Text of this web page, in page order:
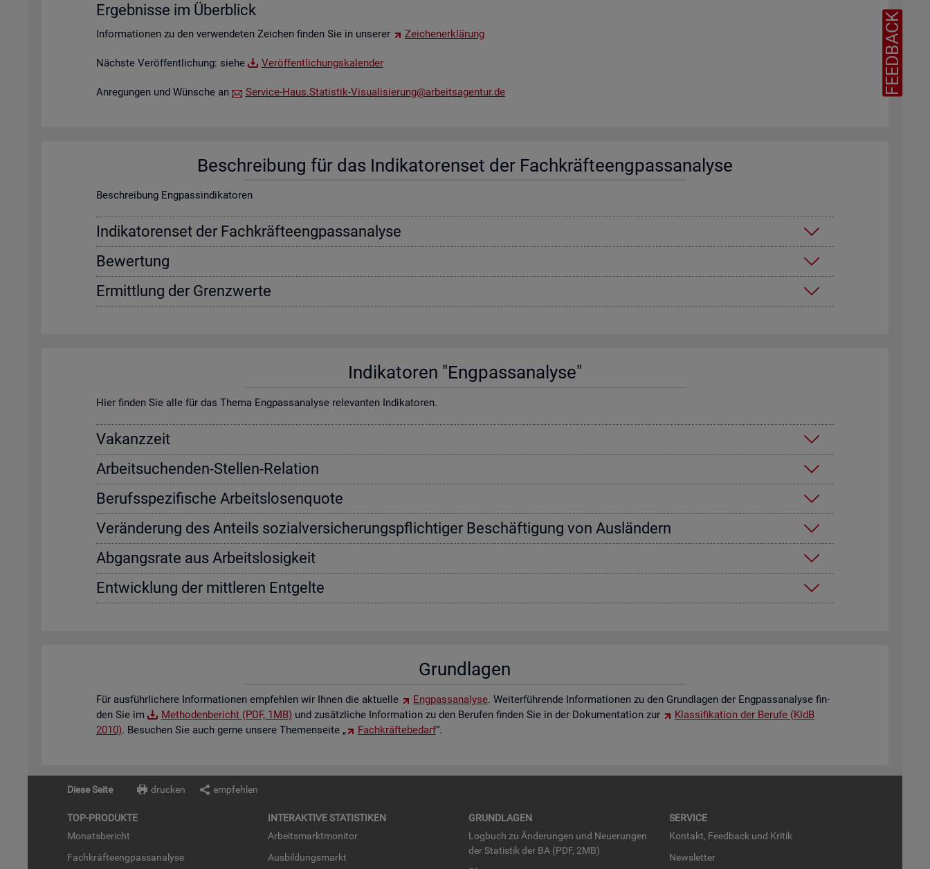
Er­geb­nis­se im Über­blick
In­for­ma­tio­nen zu den ver­wen­de­ten Zei­chen fin­den Sie in un­se­rer Zei­chen­er­klä­rung
Nächs­te Ver­öf­fent­li­chung: siehe Ver­öf­fent­li­chungs­ka­len­der
An­re­gun­gen und Wün­sche an Ser­vice-Haus.​Statistik-​Vis​uali​sier​ung@​arb​eits​agen​tur.​de
Be­schrei­bung für das In­di­ka­to­ren­set der Fach­kräf­te­eng­pass­ana­ly­se
Be­schrei­bung Eng­pas­sin­di­ka­to­ren
In­di­ka­to­ren­set der Fach­kräf­te­eng­pass­ana­ly­se
Be­wer­tung
Er­mitt­lung der Grenz­wer­te
In­di­ka­to­ren "Eng­pass­ana­ly­se"
Hier fin­den Sie alle für das Thema Eng­pass­ana­ly­se re­le­van­ten In­di­ka­to­ren.
Va­kanz­zeit
Ar­beit­su­chen­den-Stel­len-Re­la­ti­on
Be­rufs­spe­zi­fi­sche Ar­beits­lo­sen­quo­te
Ver­än­de­rung des An­teils so­zi­al­ver­si­che­rungs­pflich­ti­ger Be­schäf­ti­gung von Aus­län­dern
Ab­gangs­ra­te aus Ar­beits­lo­sig­keit
Ent­wick­lung der mitt­le­ren Ent­gel­te
Grund­la­gen
Für aus­führ­li­che­re In­for­ma­tio­nen emp­feh­len wir Ihnen die ak­tu­el­le Eng­pass­ana­ly­se. Wei­ter­füh­ren­de In­for­ma­tio­nen zu den Grund­la­gen der Eng­pass­ana­ly­se fin­
den Sie im
Me­tho­den­be­richt (PDF, 1MB) und zu­sätz­li­che In­for­ma­ti­on zu den Be­ru­fen fin­den Sie in der Do­ku­men­ta­ti­on zur
Klas­si­fi­ka­ti­on der Be­ru­fe (KldB
2010). Be­su­chen Sie auch gerne un­se­re The­men­sei­te „ Fach­kräf­te­be­darf“.
FEEDBACK
Diese Seite drucken empfehlen
TOP-PRO­DUK­TE
Mo­nats­be­richt
Fach­kräf­te­eng­pass­ana­ly­se
IN­TER­AK­TI­VE STA­TIS­TI­KEN
Ar­beits­markt­mo­ni­tor
Aus­bil­dungs­markt
GRUND­LA­GEN
Log­buch zu Än­de­run­gen und Neue­run­gen
der Sta­tis­tik der BA (PDF, 2MB)
SER­VICE
Kon­takt, Feed­back und Kri­tik
News­let­ter